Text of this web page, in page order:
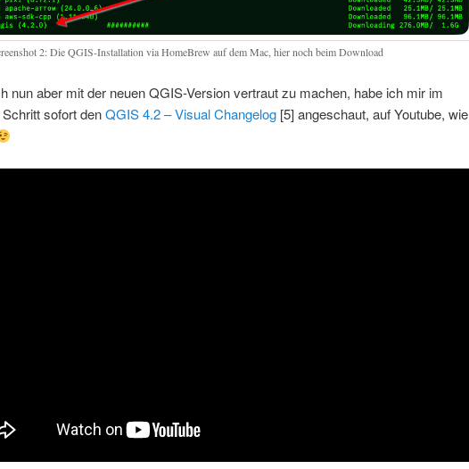
2: Die QGIS-Installation via HomeBrew auf dem Mac, hier noch beim Download
nun aber mit der neuen QGIS-Version vertraut zu machen, habe ich mir im
sofort denQGIS 4.2 – Visual Changelog[5] angeschaut, auf Youtube, wie